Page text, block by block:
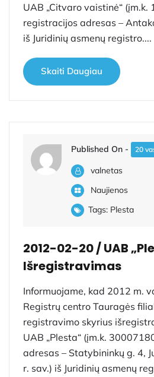
UAB „Citvaro vaistinė“
registracijos adresas –
iš Juridinių asmenų registro....
Skaiti Daugiau
Published On - 20
valnetas
Naujienos
Tags: Plesta
2012-02-20 / UAB
Išregistravimas
Informuojame, kad 2012 m.
Registrų centro Tauragės
registravimo skyrius
UAB „Plesta“ (įm.k.
adresas – Statybininkų g. 4,
r. sav.) iš Juridinių asmenų